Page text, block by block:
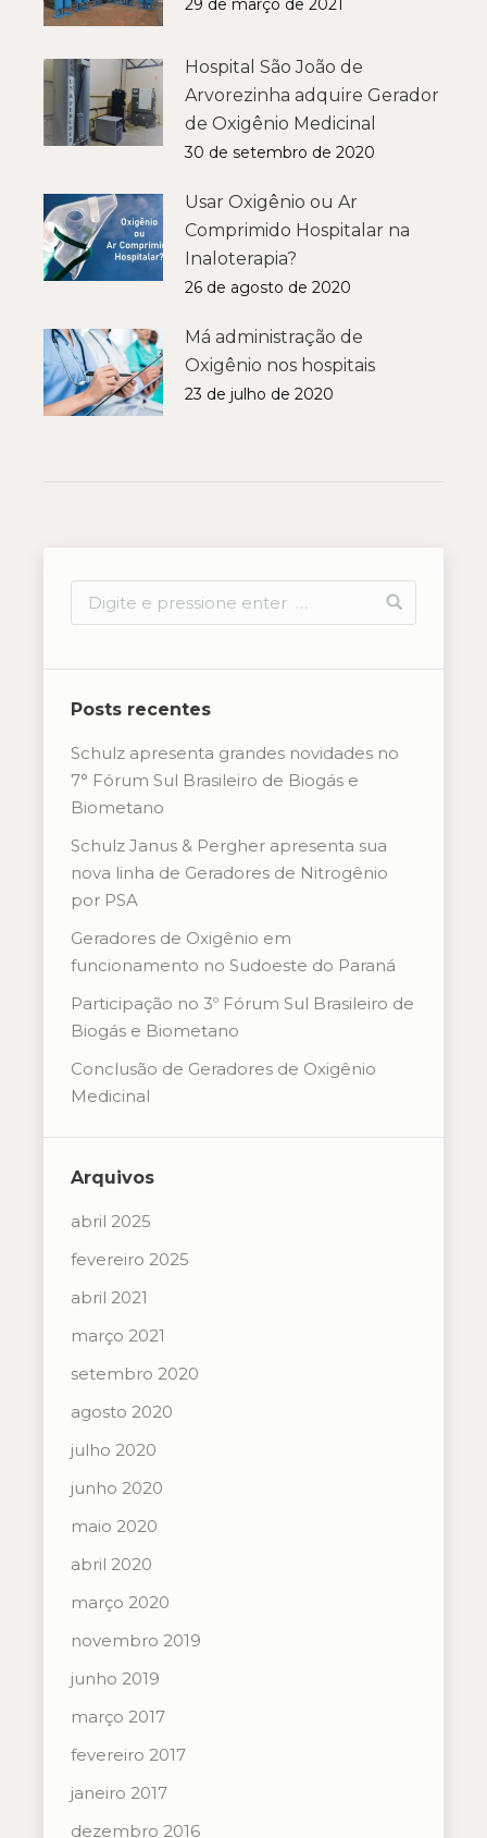
29 de março de 2021
Hospital São João de
Arvorezinha adquire Gerador
de Oxigênio Medicinal
30 de setembro de 2020
Usar Oxigênio ou Ar
Comprimido Hospitalar na
Inaloterapia?
26 de agosto de 2020
Má administração de
Oxigênio nos hospitais
23 de julho de 2020
Posts recentes
Schulz apresenta grandes novidades no
7° Fórum Sul Brasileiro de Biogás e
Biometano
Schulz Janus & Pergher apresenta sua
nova linha de Geradores de Nitrogênio
por PSA
Geradores de Oxigênio em
funcionamento no Sudoeste do Paraná
Participação no 3º Fórum Sul Brasileiro de
Biogás e Biometano
Conclusão de Geradores de Oxigênio
Medicinal
Arquivos
abril 2025
fevereiro 2025
abril 2021
março 2021
setembro 2020
agosto 2020
julho 2020
junho 2020
maio 2020
abril 2020
março 2020
novembro 2019
junho 2019
março 2017
fevereiro 2017
janeiro 2017
dezembro 2016